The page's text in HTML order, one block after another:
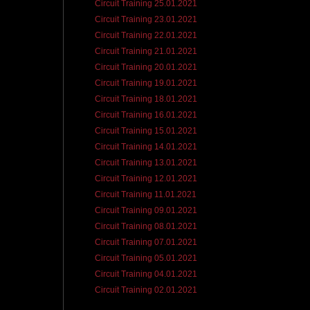
Circuit Training 25.01.2021
Circuit Training 23.01.2021
Circuit Training 22.01.2021
Circuit Training 21.01.2021
Circuit Training 20.01.2021
Circuit Training 19.01.2021
Circuit Training 18.01.2021
Circuit Training 16.01.2021
Circuit Training 15.01.2021
Circuit Training 14.01.2021
Circuit Training 13.01.2021
Circuit Training 12.01.2021
Circuit Training 11.01.2021
Circuit Training 09.01.2021
Circuit Training 08.01.2021
Circuit Training 07.01.2021
Circuit Training 05.01.2021
Circuit Training 04.01.2021
Circuit Training 02.01.2021